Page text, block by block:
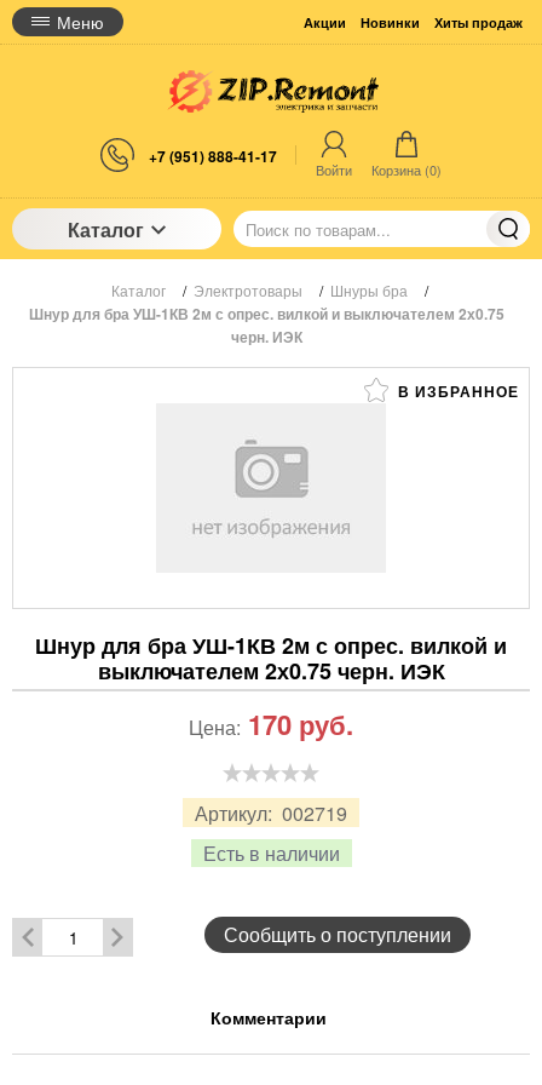
Меню Акции Новинки Хиты продаж
+7 (951) 888-41-17
Войти Корзина (0)
Каталог
Каталог / Электротовары / Шнуры бра /
Шнур для бра УШ-1КВ 2м с опрес. вилкой и выключателем 2х0.75
черн. ИЭК
В ИЗБРАННОЕ
Шнур для бра УШ-1КВ 2м с опрес. вилкой и
выключателем 2х0.75 черн. ИЭК
Артикул: 002719
Есть в наличии
Цена: 170 руб.
Сообщить о поступлении
Комментарии